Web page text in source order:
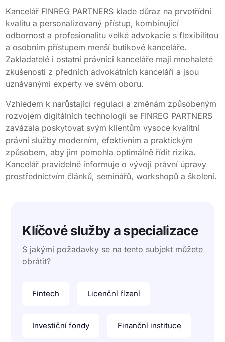
Kancelář FINREG PARTNERS klade důraz na prvotřídní
kvalitu a personalizovaný přístup, kombinující
odbornost a profesionalitu velké advokacie s flexibilitou
a osobním přístupem menší butikové kanceláře.
Zakladatelé i ostatní právníci kanceláře mají mnohaleté
zkušenosti z předních advokátních kanceláří a jsou
uznávanými experty ve svém oboru.
Vzhledem k narůstající regulaci a změnám způsobeným
rozvojem digitálních technologií se FINREG PARTNERS
zavázala poskytovat svým klientům vysoce kvalitní
právní služby moderním, efektivním a praktickým
způsobem, aby jim pomohla optimálně řídit rizika.
Kancelář pravidelně informuje o vývoji právní úpravy
prostřednictvím článků, seminářů, workshopů a školení.
Klíčové služby a specializace
S jakými požadavky se na tento subjekt můžete
obrátit?
Fintech Licenční řízení
Investiční fondy Finanční instituce